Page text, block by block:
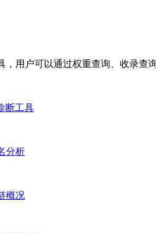
，用户可以通过权重查询、收录查
断工具
分析
概况